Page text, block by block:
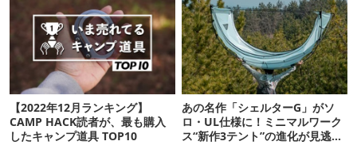
【2022年12月ランキング】
CAMP HACK読者が、最も購入
したキャンプ道具 TOP10
あの名作「シェルターG」がソ
ロ・UL仕様に！ミニマルワーク
ス“新作3テント”の進化が見逃せ